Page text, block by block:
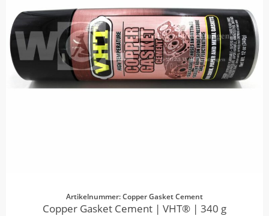
Artikelnummer: Copper Gasket Cement
Copper Gasket Cement | VHT® | 340 g